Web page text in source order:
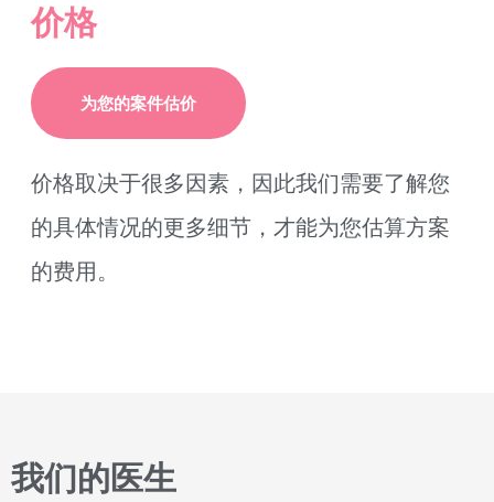
价格
为您的案件估价
价格取决于很多因素，因此我们需要了解您
的具体情况的更多细节，才能为您估算方案
的费用。
我们的医生